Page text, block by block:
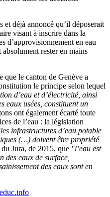
et déjà annoncé qu’il déposerait
visant à inscrire dans la
d’approvisionnement en eau
absolument rester en mains
que le canton de Genève a
le principe selon lequel
d’eau et d’électricité, ainsi
eaux usées, constituent un
ont également écarté toute
de l’eau : la législation
infrastructures d’eau potable
(…) doivent être propriété
Jura, de 2015, que "l’eau est
des eaux de surface,
des eaux sont en